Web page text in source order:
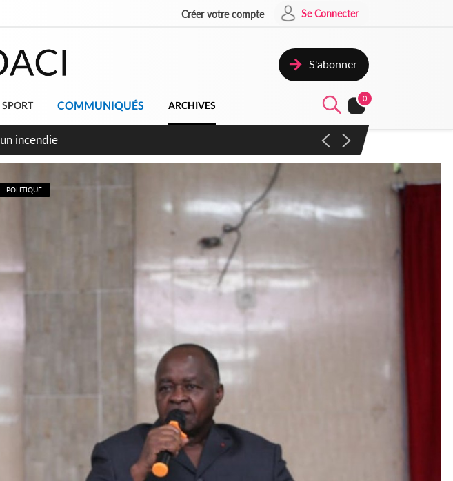
Créer votre compte Se Connecter
S'abonner
SPORT COMMUNIQUÉS ARCHIVES
0
transformée en vaste campagne contre les produits
POLITIQUE